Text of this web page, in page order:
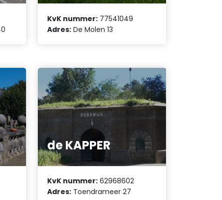
KvK nummer: 77541049
Adres: De Molen 13
de KAPPER
KvK nummer: 62968602
Adres: Toendrameer 27